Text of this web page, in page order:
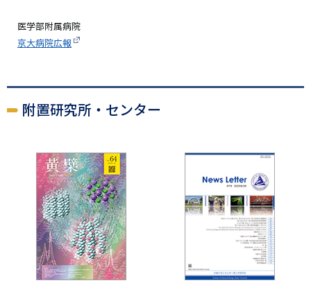
医学部附属病院
京大病院広報
附置研究所・センター
画
像